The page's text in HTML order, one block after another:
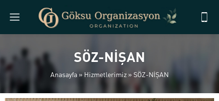
SÖZ-NİŞAN
Anasayfa »Hizmetlerimiz » SÖZ-NİŞAN